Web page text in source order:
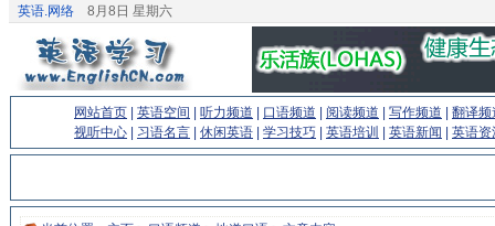
英语.网络 8月8日 星期六
网站首页 英语空间 听力频道 口语频道 阅读频道 写作频道
翻译频
视听中心
习语名言 休闲英语 学习技巧 英语培训 英语新闻 英语资